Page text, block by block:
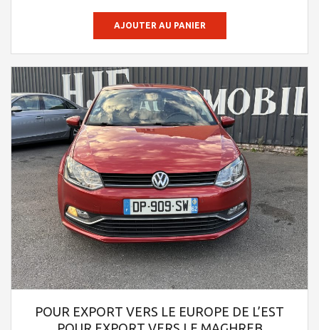
AJOUTER AU PANIER
POUR EXPORT VERS LE EUROPE DE L’EST